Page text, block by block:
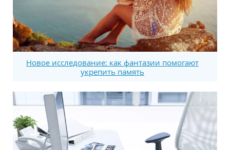
Новое исследование: как фантазии помогают
укрепить память